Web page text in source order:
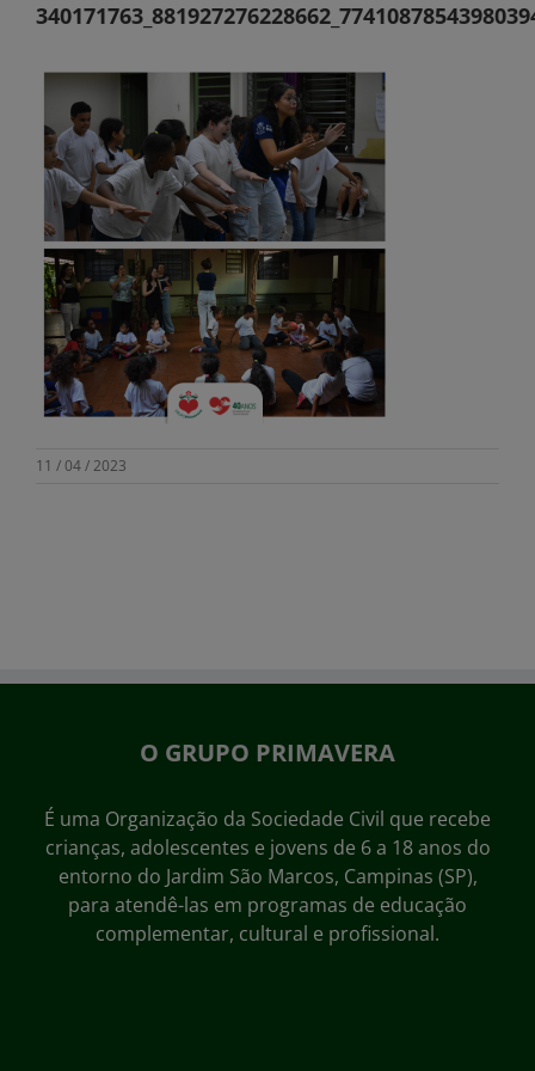
11 / 04 / 2023
O GRUPO PRIMAVERA
É uma Organização da Sociedade Civil que recebe
crianças, adolescentes e jovens de 6 a 18 anos do
entorno do Jardim São Marcos, Campinas (SP),
para atendê-las em programas de educação
complementar, cultural e profissional.